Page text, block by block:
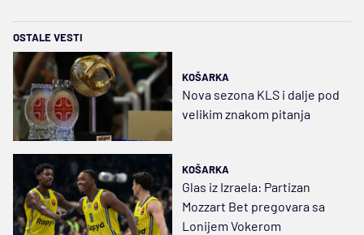
OSTALE VESTI
KOŠARKA
Nova sezona KLS i dalje pod
velikim znakom pitanja
KOŠARKA
Glas iz Izraela: Partizan
Mozzart Bet pregovara sa
Lonijem Vokerom